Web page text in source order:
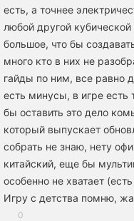
есть, а точнее
любой другой
большое, что бы
много кто в них не
гайды по ним, все равно
есть минусы, в игре есть
бы оставить это дело
который выпускает
собрать не знаю, нету
китайский, еще бы
особенно не хватает
Игру с детства помню,
0